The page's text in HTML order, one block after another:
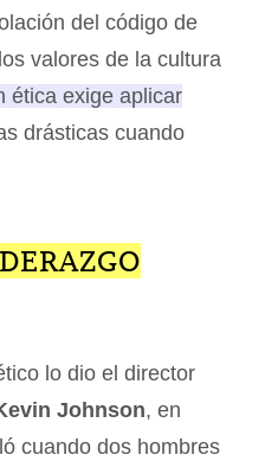
del código de
valores de la cultura
ética exige aplicar
drásticas cuando
lo dio el director
Johnson, en
cuando dos hombres